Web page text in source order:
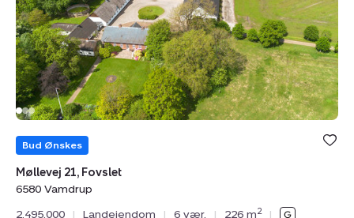
Vamdrup
Bolig er
under
Bud Ønskes
Møllevej 21, Fovslet
6580 Vamdrup
2.495.000
| Landejendom | 6 vær. | 226 m2 |